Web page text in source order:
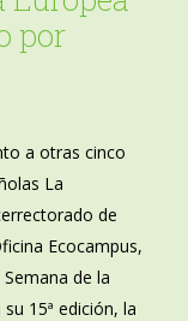
por
a otras cinco
La
de
Ecocampus,
de la
su 15ª edición, la